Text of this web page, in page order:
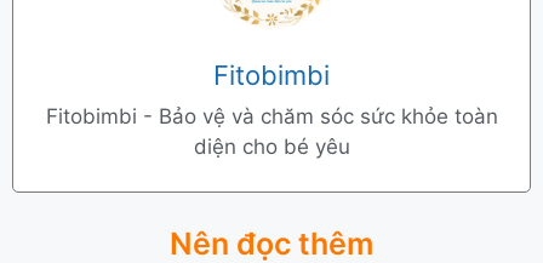
Fitobimbi
Fitobimbi - Bảo vệ và chăm sóc sức khỏe toàn
diện cho bé yêu
Nên đọc thêm